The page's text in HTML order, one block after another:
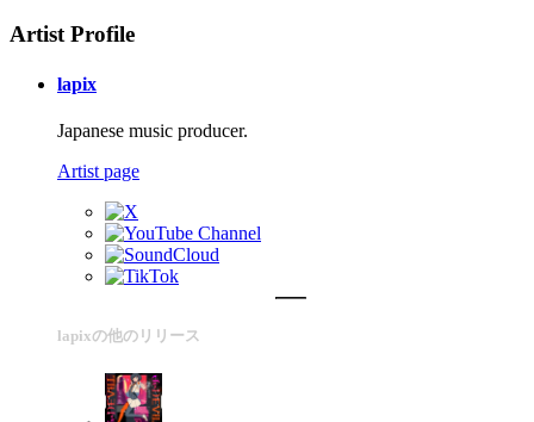
Artist Profile
lapix
Japanese music producer.
Artist page
lapixの他のリリース